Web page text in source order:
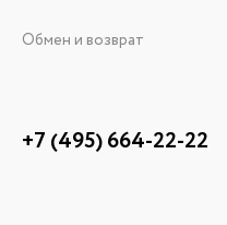
Обмен и возврат
+7 (495) 664-22-22